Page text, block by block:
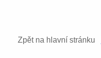
Zpět na hlavní stránku